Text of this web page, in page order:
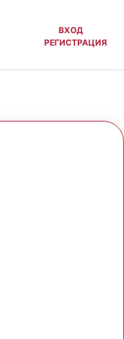
ВХОД
РЕГИСТРАЦИЯ